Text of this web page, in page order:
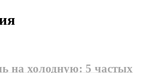
на холодную: 5 частых